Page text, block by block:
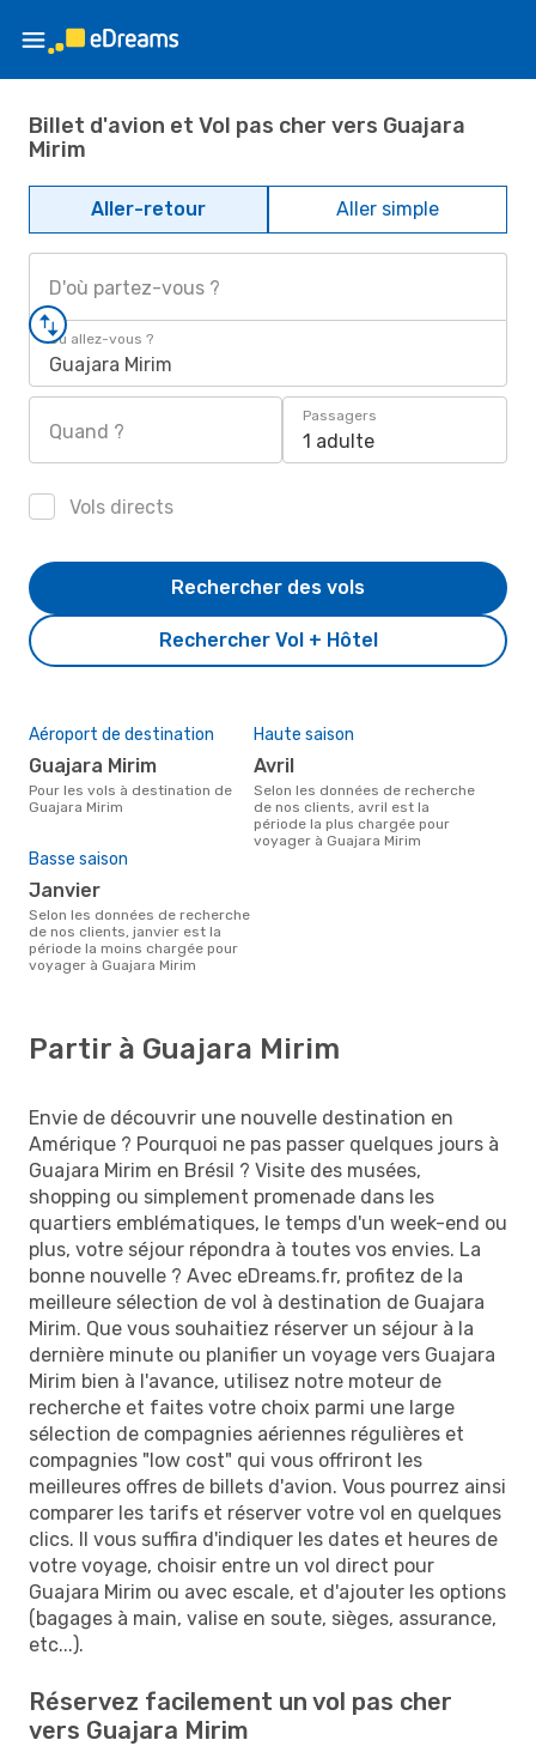
Billet d'avion et Vol pas cher vers Guajara
Mirim
Aller-retour Aller simple
D'où partez-vous ?
Où allez-vous ?
Guajara Mirim
Quand ?
Passagers
1 adulte
Vols directs
Rechercher Vol + Hôtel
Rechercher des vols
Aéroport de destination
Guajara Mirim
Pour les vols à destination de
Guajara Mirim
Haute saison
avril
Selon les données de recherche
de nos clients, avril est la
période la plus chargée pour
voyager à Guajara Mirim
Basse saison
janvier
Selon les données de recherche
de nos clients, janvier est la
période la moins chargée pour
voyager à Guajara Mirim
Partir à Guajara Mirim
Envie de découvrir une nouvelle destination en
Amérique ? Pourquoi ne pas passer quelques jours à
Guajara Mirim en Brésil ? Visite des musées,
shopping ou simplement promenade dans les
quartiers emblématiques, le temps d'un week-end ou
plus, votre séjour répondra à toutes vos envies. La
bonne nouvelle ? Avec eDreams.fr, profitez de la
meilleure sélection de vol à destination de Guajara
Mirim. Que vous souhaitiez réserver un séjour à la
dernière minute ou planifier un voyage vers Guajara
Mirim bien à l'avance, utilisez notre moteur de
recherche et faites votre choix parmi une large
sélection de compagnies aériennes régulières et
compagnies "low cost" qui vous offriront les
meilleures offres de billets d'avion. Vous pourrez ainsi
comparer les tarifs et réserver votre vol en quelques
clics. Il vous suffira d'indiquer les dates et heures de
votre voyage, choisir entre un vol direct pour
Guajara Mirim ou avec escale, et d'ajouter les options
(bagages à main, valise en soute, sièges, assurance,
etc...).
Réservez facilement un vol pas cher
vers Guajara Mirim